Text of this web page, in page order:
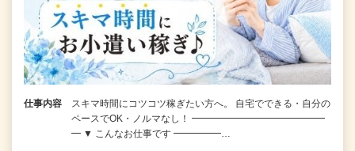
仕事内容
スキマ時間にコツコツ稼ぎたい方へ。 自宅でできる・自分の
ペースでOK・ノルマなし！ ━━━━━━━━━━━━━━
━ ▼ こんなお仕事です ━━━━━…